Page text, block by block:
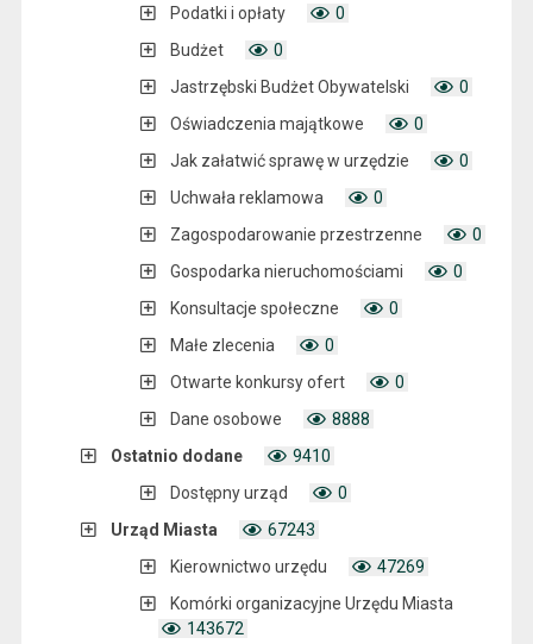
Podatki i opłaty
0
Budżet
0
Jastrzębski Budżet Obywatelski
0
Oświadczenia majątkowe
0
Jak załatwić sprawę w urzędzie
0
Uchwała reklamowa
0
Zagospodarowanie przestrzenne
0
Gospodarka nieruchomościami
0
Konsultacje społeczne
0
Małe zlecenia
0
Otwarte konkursy ofert
0
Dane osobowe
8888
Ostatnio dodane
9410
Dostępny urząd
0
Urząd Miasta
67243
Kierownictwo urzędu
47269
Komórki organizacyjne Urzędu Miasta
143672